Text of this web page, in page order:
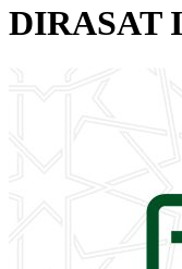
DIRASAT